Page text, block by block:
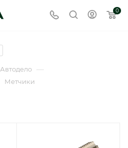
0
Автодело —
Метчики